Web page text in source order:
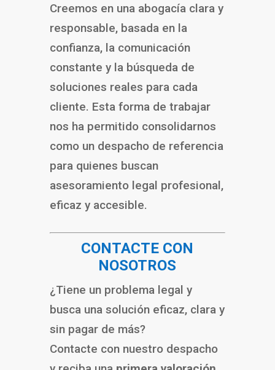
Creemos en una abogacía clara y
responsable, basada en la
confianza, la comunicación
constante y la búsqueda de
soluciones reales para cada
cliente. Esta forma de trabajar
nos ha permitido consolidarnos
como un despacho de referencia
para quienes buscan
asesoramiento legal profesional,
eficaz y accesible.
CONTACTE CON
NOSOTROS
¿Tiene un problema legal y
busca una solución eficaz, clara y
sin pagar de más?
Contacte con nuestro despacho